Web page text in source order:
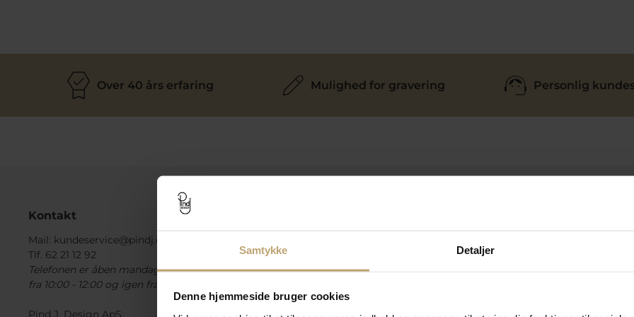
Samtykke Detaljer
Denne hjemmeside bruger cookies
Over 40 års erfaring Mulighed for gravering Personlig
Kontakt
Mail: kundeservice@pindj.dk
Tlf. 62 21 12 92
Telefonen er åben mandag til fredag
fra 10:00 - 12:00 og igen fra 14:00 - 16:00
Pind J. Design ApS
Leveringsformer
Handelsbetingelser
Ringstørrelsesguide
Læs vores onlinekatalog